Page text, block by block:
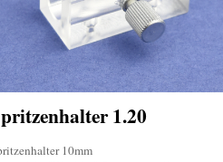
1.20
10mm